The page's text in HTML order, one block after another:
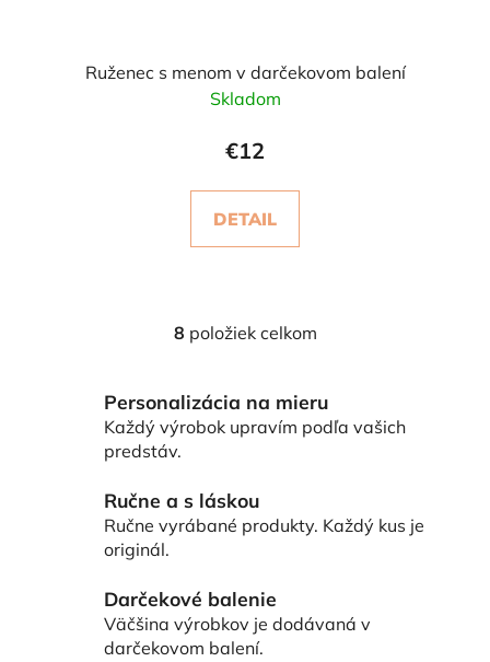
Ruženec s menom v darčekovom balení
Skladom
€12
DETAIL
O
l
á
d
i
e
v
k
8 položiek celkom
Personalizácia na mieru
Každý výrobok upravím podľa vašich
predstáv.
Ručne a s láskou
Ručne vyrábané produkty. Každý kus je
originál.
Darčekové balenie
Väčšina výrobkov je dodávaná v
darčekovom balení.